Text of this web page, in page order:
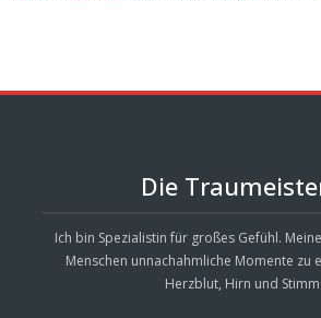
Die
Ich bin Spezialistin für großes Gefühl.
Menschen unnachahmliche Momente zu
Herzblut, Hirn und